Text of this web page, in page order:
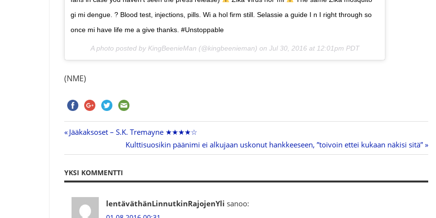
gi mi dengue. ? Blood test, injections, pills. Wi a hol firm still. Selassie a guide I n I right through so
once mi have life me a give thanks. #Unstoppable
A photo posted by KingBeenieMan (@kingbeenieman) on Jul 30, 2016 at 12:01pm PDT
(NME)
Artikkelien
Previous
Jääkaksoset – S.K. Tremayne ★★★★☆
Next
Post:
Kulttisuosikin päänimi ei alkujaan uskonut hankkeeseen, ”toivoin ettei kukaan näkisi sitä”
YKSI KOMMENTTI
lentäväthänLinnutkinRajojenYli sanoo: